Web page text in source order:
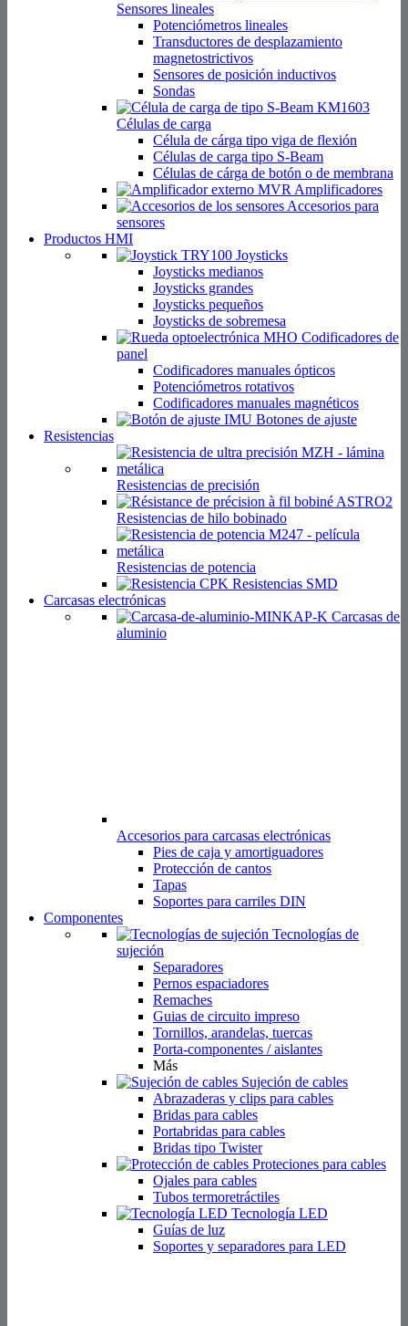
Sensores lineales
Potenciómetros lineales
Transductores de desplazamiento
magnetostrictivos
Sensores de posición inductivos
Sondas
Células de carga
Célula de cárga tipo viga de flexión
Células de carga tipo S-Beam
Células de cárga de botón o de membrana
Amplificadores
Accesorios para
sensores
Productos HMI
Joysticks
Joysticks medianos
Joysticks grandes
Joysticks pequeños
Joysticks de sobremesa
Codificadores de
panel
Codificadores manuales ópticos
Potenciómetros rotativos
Codificadores manuales magnéticos
Botones de ajuste
Resistencias
Resistencias de precisión
Resistencias de hilo bobinado
Resistencias de potencia
Resistencias SMD
Carcasas electrónicas
Carcasas de
aluminio
Accesorios para carcasas electrónicas
Pies de caja y amortiguadores
Protección de cantos
Tapas
Soportes para carriles DIN
Componentes
Tecnologías de
sujeción
Separadores
Pernos espaciadores
Remaches
Guias de circuito impreso
Tornillos, arandelas, tuercas
Porta-componentes / aislantes
Más
Sujeción de cables
Abrazaderas y clips para cables
Bridas para cables
Portabridas para cables
Bridas tipo Twister
Proteciones para cables
Ojales para cables
Tubos termoretráctiles
Tecnología LED
Guías de luz
Soportes y separadores para LED